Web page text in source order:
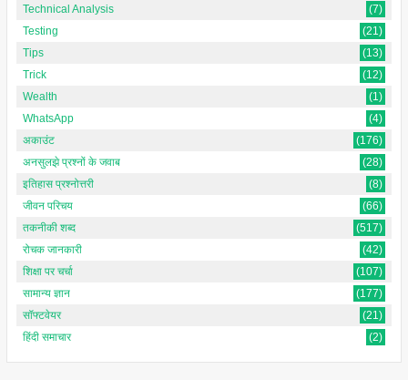
Technical Analysis
(7)
Testing
(21)
Tips
(13)
Trick
(12)
Wealth
(1)
WhatsApp
(4)
अकाउंट
(176)
अनसुलझे प्रश्नों के जवाब
(28)
इतिहास प्रश्नोत्तरी
(8)
जीवन परिचय
(66)
तकनीकी शब्द
(517)
रोचक जानकारी
(42)
शिक्षा पर चर्चा
(107)
सामान्य ज्ञान
(177)
सॉफ्टवेयर
(21)
हिंदी समाचार
(2)